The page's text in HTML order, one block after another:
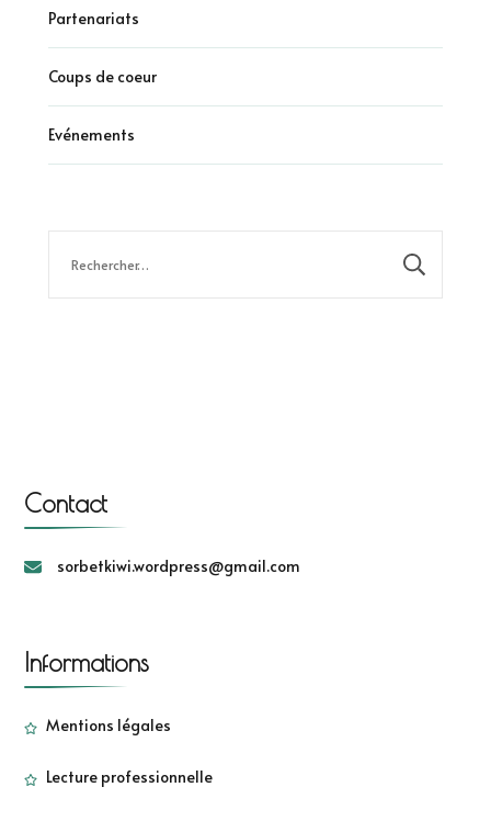
Partenariats
Coups de coeur
Evénements
Contact
sorbetkiwi.wordpress@gmail.com
Informations
Mentions légales
Lecture professionnelle